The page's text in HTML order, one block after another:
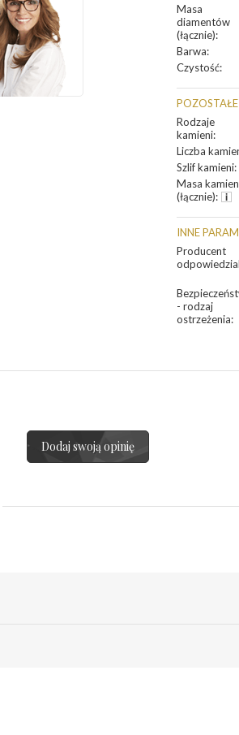
Masa
diamentów
(łącznie):
Barwa:
Czystość:
Rodzaje
kamieni:
Liczba
Szlif kamieni:
Masa
(łącznie):
INNE
Producent
- rodzaj
ostrzeżenia:
Dodaj swoją opinię